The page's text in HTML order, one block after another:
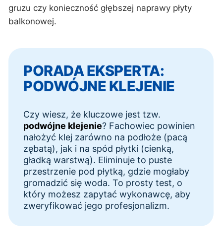
gruzu czy konieczność głębszej naprawy płyty
balkonowej.
PORADA EKSPERTA:
PODWÓJNE KLEJENIE
Czy wiesz, że kluczowe jest tzw.
podwójne klejenie? Fachowiec powinien
nałożyć klej zarówno na podłoże (pacą
zębatą), jak i na spód płytki (cienką,
gładką warstwą). Eliminuje to puste
przestrzenie pod płytką, gdzie mogłaby
gromadzić się woda. To prosty test, o
który możesz zapytać wykonawcę, aby
zweryfikować jego profesjonalizm.